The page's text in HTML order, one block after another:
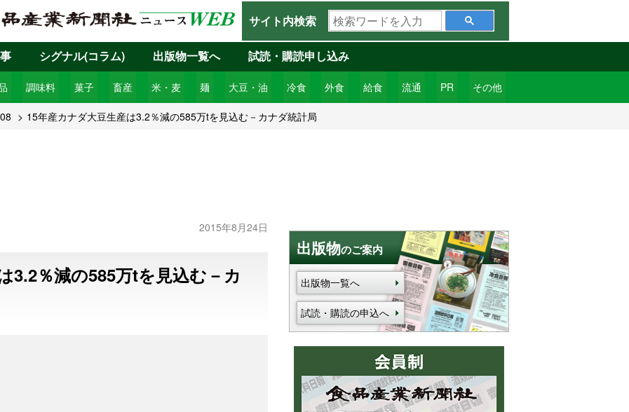
サイト内検索
検
索
ワ
ー
ド
を
調味料 菓子 畜産 米・麦 麺 大豆・油 冷食 外食 給食 流通 PR その他
シグナル(コラム) 出版物一覧へ 試読・購読申し込み
08 15年産カナダ大豆生産は3.2％減の585万tを見込む－カナダ統計局
2015年8月24日
3.2％減の585万tを見込む－カ
出版物のご案内
出版物一覧へ
試読・購読の申込へ